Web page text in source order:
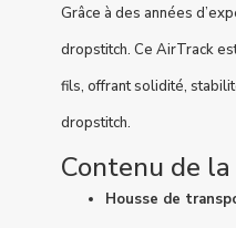
Grâce à des années
dropstitch. Ce AirTrack
fils, offrant solidité,
dropstitch.
Contenu de
Housse de